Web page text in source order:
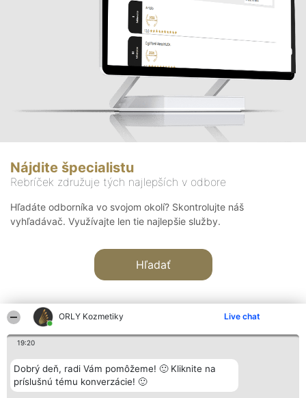
ORLY Kozmetiky Live chat
19:20
Dobrý deň, radi Vám pomôžeme! 🙂 Kliknite na
príslušnú tému konverzácie! 🙂
Nájdite špecialistu
Rebríček združuje tých najlepších v odbore
Hľadáte odborníka vo svojom okolí? Skontrolujte náš
vyhľadávač. Využívajte len tie najlepšie služby.
Hľadať
Organizátor hodnotenia
Bright Side Solutions sp. z o.
o. sp. k.
Hodnotenie
Laureáti
Lista
Kontakt
Kontakt